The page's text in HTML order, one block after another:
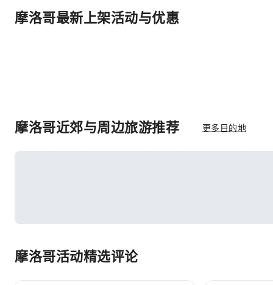
摩洛哥最新上架活动与优惠
摩洛哥近郊与周边旅游推荐 更多目的地
摩洛哥活动精选评论